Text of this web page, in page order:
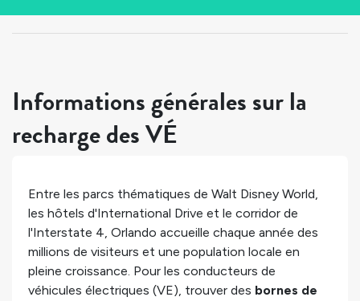
Informations générales sur la
recharge des VÉ
Entre les parcs thématiques de Walt Disney World,
les hôtels d'International Drive et le corridor de
l'Interstate 4, Orlando accueille chaque année des
millions de visiteurs et une population locale en
pleine croissance. Pour les conducteurs de
véhicules électriques (VE), trouver des bornes de